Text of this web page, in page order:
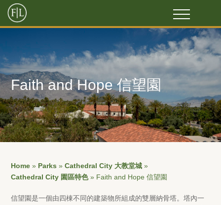
Faith and Hope 信望園
Home » Parks »Cathedral City 大教堂城 »
Cathedral City 園區特色» Faith and Hope 信望園
信望園是一個由四棟不同的建築物所組成的雙層納骨塔。塔內一